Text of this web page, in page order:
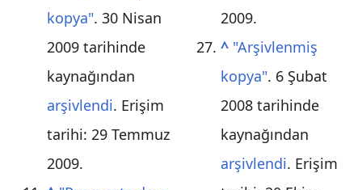
kopya". 30 Nisan
2009 tarihinde
kaynağından
arşivlendi. Erişim
tarihi: 29 Temmuz
2009.
2009.
^ "Arşivlenmiş
kopya". 6 Şubat
2008 tarihinde
kaynağından
arşivlendi. Erişim